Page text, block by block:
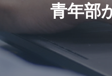
青年部